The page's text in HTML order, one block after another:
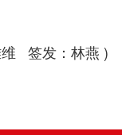
签发：林燕 )